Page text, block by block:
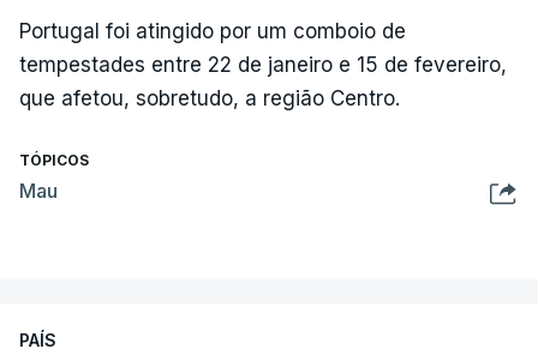
Portugal foi atingido por um comboio de
tempestades entre 22 de janeiro e 15 de fevereiro,
que afetou, sobretudo, a região Centro.
TÓPICOS
Mau
PAÍS